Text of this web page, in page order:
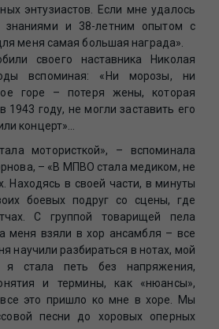
энтузиастов. Если мне удалось
знаниями и 38-летним опытом с
меня самая большая награда».
своего наставника Николая
вспоминая: «Ни морозы, ни
горе – потеря жены, которая
1943 году, не могли заставить его
концерт»…
мотористкой», – вспоминала
– «В МПВО стала медиком, не
Находясь в своей части, в минуты
боевых подруг со сцены, где
С группой товарищей пела
меня взяли в хор ансамбля – все
научили разбираться в нотах, мой
я стала петь без напряжения,
и термины, как «нюансы»,
все это пришло ко мне в хоре. Мы
песни до хоровых оперных